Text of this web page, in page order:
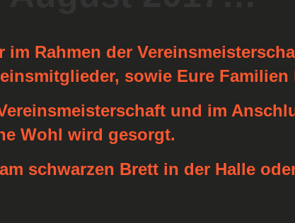
Rahmen der
sowie Eure
und im
Wohl wird gesorgt.
schwarzen Brett in der Halle